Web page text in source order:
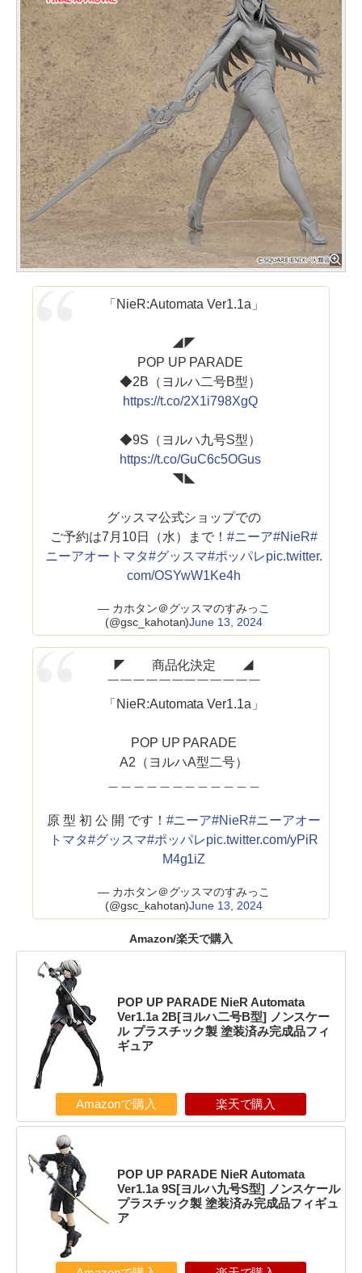
「NieR:Automata Ver1.1a」
◢◤
POP UP PARADE
◆2B（ヨルハ二号B型）
https://t.co/2X1i798XgQ
◆9S（ヨルハ九号S型）
https://t.co/GuC6c5OGus
◥◣
グッスマ公式ショップでの
ご予約は7月10日（水）まで！ #ニーア#NieR#
ニーアオートマタ#グッスマ#ポッパレpic.twitter.
com/OSYwW1Ke4h
— カホタン＠グッスマのすみっこ
(@gsc_kahotan)June 13, 2024
◤ 商品化決定 ◢
￣￣￣￣￣￣￣￣￣￣￣￣
「NieR:Automata Ver1.1a」
POP UP PARADE
A2（ヨルハA型二号）
原 型 初 公 開 です！ #ニーア#NieR#ニーアオー
トマタ#グッスマ#ポッパレpic.twitter.com/yPiR
M4g1iZ
— カホタン＠グッスマのすみっこ
(@gsc_kahotan)June 13, 2024
Amazon/楽天で購入
POP UP PARADE NieR Automata
Ver1.1a 2B[ヨルハ二号B型] ノンスケー
ル プラスチック製 塗装済み完成品フィ
ギュア
Amazonで購入 楽天で購入
POP UP PARADE NieR Automata
Ver1.1a 9S[ヨルハ九号S型] ノンスケール
プラスチック製 塗装済み完成品フィギュ
ア